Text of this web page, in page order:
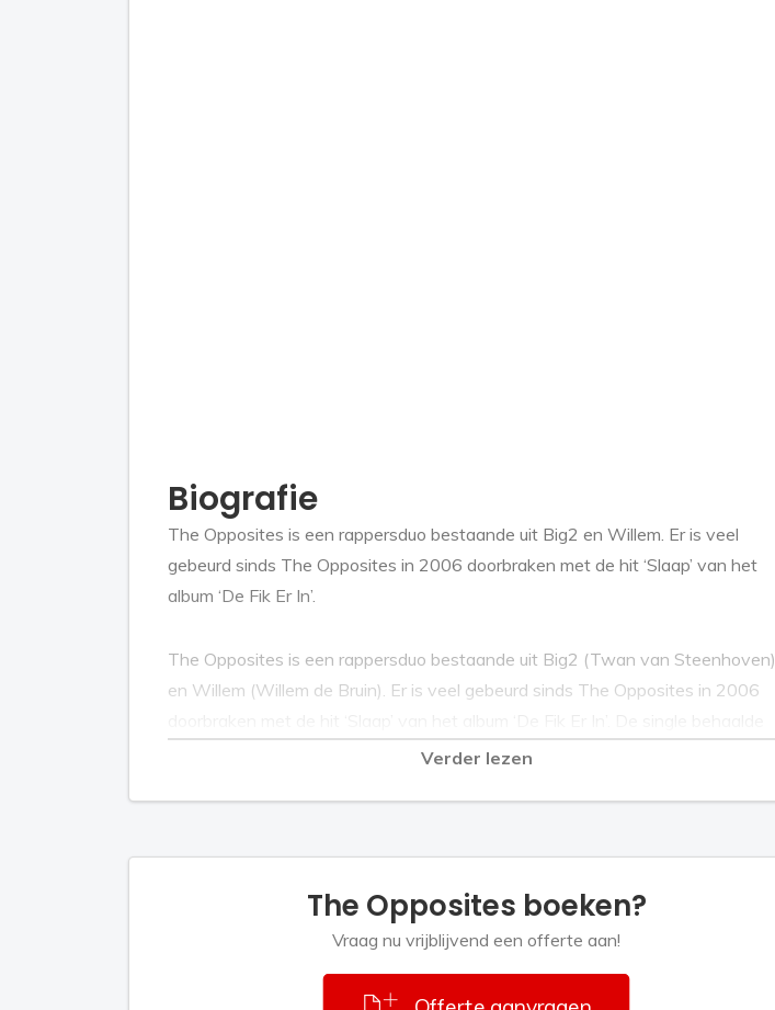
Biografie
The Opposites is een rappersduo bestaande uit Big2 en Willem. Er is veel
gebeurd sinds The Opposites in 2006 doorbraken met de hit ‘Slaap’ van het
album ‘De Fik Er In’.
The Opposites is een rappersduo bestaande uit Big2 (Twan van Steenhoven)
en Willem (Willem de Bruin). Er is veel gebeurd sinds The Opposites in 2006
tweede album ‘Begin Twintig’. Hiermee scoorden de twintigers opnieuw een
enorme hit met ‘Dom, Lomp & Famous’.
Ze maakten hun eerste stappen als solo artiest wanneer ze in 2010 de
Verder lezen
The Opposites boeken?
Vraag nu vrijblijvend een offerte aan!